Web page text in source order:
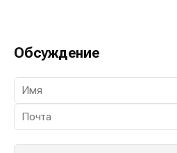
Обсуждение